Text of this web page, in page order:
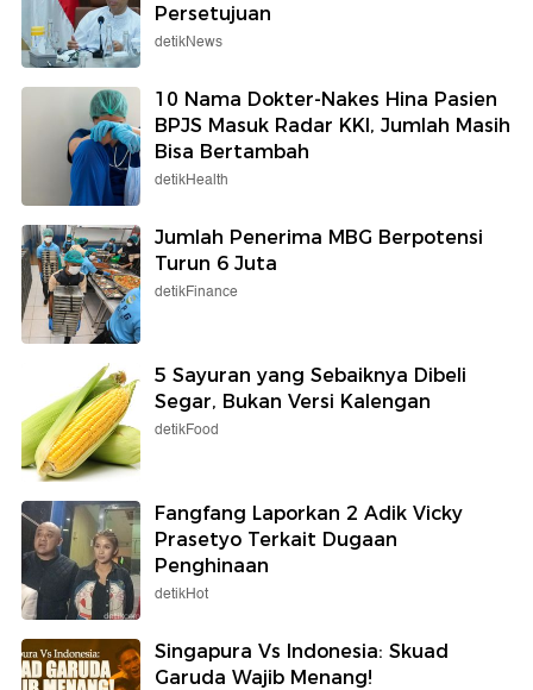
Persetujuan
detikNews
10 Nama Dokter-Nakes Hina Pasien
BPJS Masuk Radar KKI, Jumlah Masih
Bisa Bertambah
detikHealth
Jumlah Penerima MBG Berpotensi
Turun 6 Juta
detikFinance
5 Sayuran yang Sebaiknya Dibeli
Segar, Bukan Versi Kalengan
detikFood
Fangfang Laporkan 2 Adik Vicky
Prasetyo Terkait Dugaan
Penghinaan
detikHot
Singapura Vs Indonesia: Skuad
Garuda Wajib Menang!